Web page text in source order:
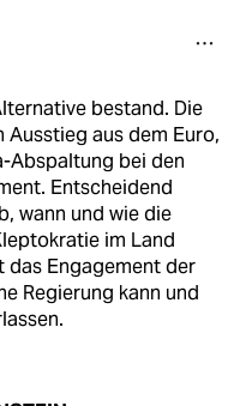
bestand. Die
Ausstieg aus dem Euro,
Abspaltung bei den
Entscheidend
wann und wie die
im Land
Engagement der
Regierung kann und